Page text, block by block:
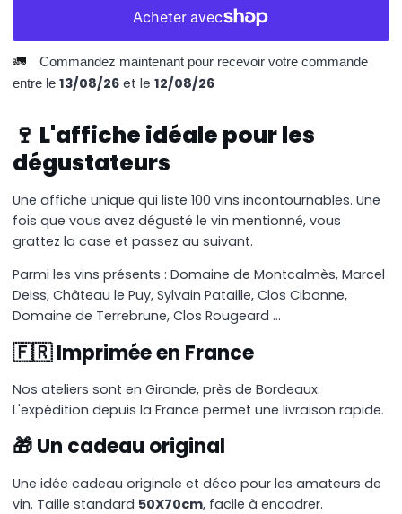
🚛
Commandez maintenant pour recevoir votre commande
entre le13/08/26 et le12/08/26
🍷 L'affiche idéale pour les
dégustateurs
Une affiche unique qui liste 100 vins incontournables. Une
fois que vous avez dégusté le vin mentionné, vous
grattez la case et passez au suivant.
Parmi les vins présents : Domaine de Montcalmès, Marcel
Deiss, Château le Puy, Sylvain Pataille, Clos Cibonne,
Domaine de Terrebrune, Clos Rougeard ...
🇫🇷 Imprimée en France
Nos ateliers sont en Gironde, près de Bordeaux.
L'expédition depuis la France permet une livraison rapide.
🎁 Un cadeau original
Une idée cadeau originale et déco pour les amateurs de
vin. Taille standard 50X70cm, facile à encadrer.